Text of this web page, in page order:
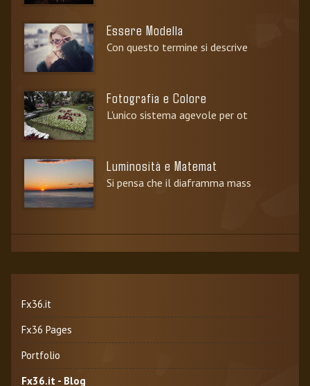
Essere Modella
Con questo termine si descrive
Fotografia e Colore
L'unico sistema agevole per ot
Luminosità e Matemat
Si pensa che il diaframma mass
Fx36.it
Fx36 Pages
Portfolio
Fx36.it - Blog